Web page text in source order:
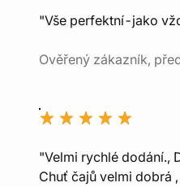
"Vše perfektní-jako
Ověřený zákazník,
"Velmi rychlé dodání.,
Chuť čajů velmi dobrá